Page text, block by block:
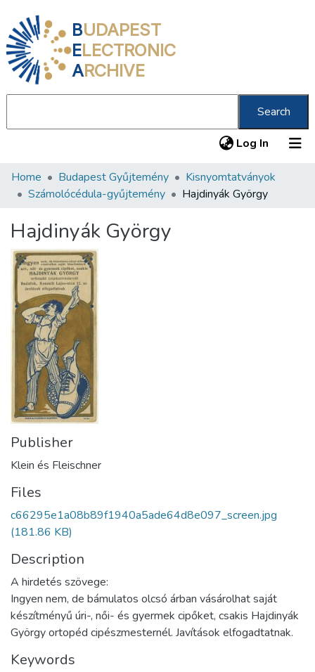
BUDAPEST
ELECTRONIC
ARCHIVE
Search
Log In (current)
Communities & Collections
Statistics
About us
Home Budapest Gyűjtemény
Kisnyomtatványok
Számolócédula-gyűjtemény
Hajdinyák György
Hajdinyák György
Publisher
Klein és Fleischner
Files
c66295e1a08b89f1940a5ade64d8e097_screen.jpg
(181.86 KB)
Description
A hirdetés szövege:
Ingyen nem, de bámulatos olcsó árban vásárolhat saját
készítményű úri-, női- és gyermek cipőket, csakis Hajdinyák
György ortopéd cipészmesternél. Javítások elfogadtatnak.
Keywords